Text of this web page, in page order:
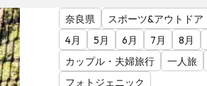
奈良県 スポーツ&アウトドア
4月
5月 6月 7月 8月
カップル・夫婦旅行
一人旅
フォトジェニック